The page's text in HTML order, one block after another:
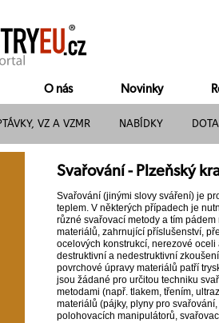
O nás Novinky
VZ A VZMR NABÍDKY
Svařování - Plzeňský
Svařování (jinými slovy sváření) je
teplem. V některých případech je
různé svařovací metody a tím
materiálů, zahrnující příslušenství,
ocelových konstrukcí, nerezové
destruktivní a nedestruktivní
povrchové úpravy materiálů patří
jsou žádané pro určitou techniku
metodami (např. tlakem, třením,
materiálů (pájky, plyny pro
polohovacích manipulátorů,